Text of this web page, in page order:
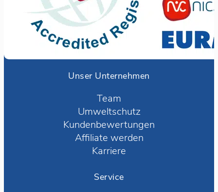
Unser Unternehmen
Team
Umweltschutz
Kundenbewertungen
Affiliate werden
Karriere
Service